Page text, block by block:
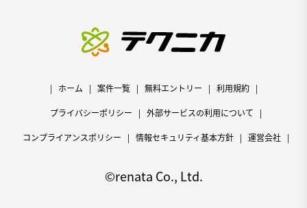
ホーム 案件一覧 無料エントリー 利用規約
プライバシーポリシー 外部サービスの利用について
コンプライアンスポリシー 情報セキュリティ基本方針 運営会社
©renata Co., Ltd.